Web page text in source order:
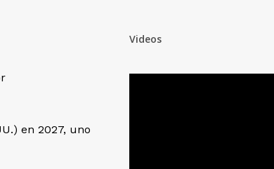
en 2027, uno
Videos